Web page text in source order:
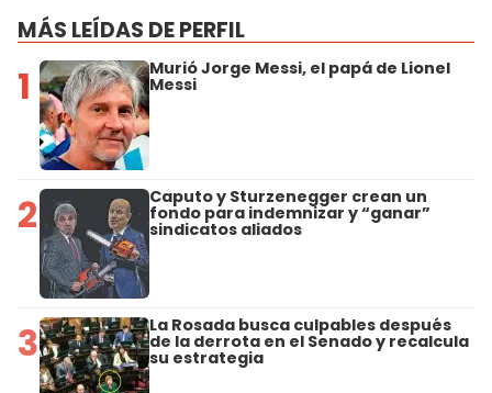
MÁS LEÍDAS DE PERFIL
1 Murió Jorge Messi, el papá de Lionel
Messi
2 Caputo y Sturzenegger crean un
fondo para indemnizar y “ganar”
sindicatos aliados
3 La Rosada busca culpables después
de la derrota en el Senado y recalcula
su estrategia